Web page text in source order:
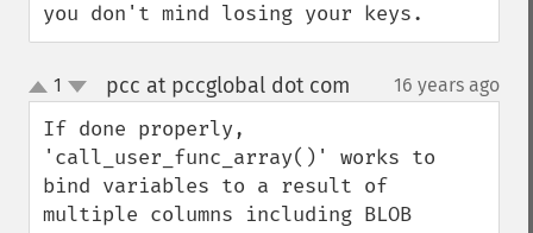
you don't mind losing your keys.
up
down
1 pcc at pccglobal dot com 16 years ago
If done properly,
'call_user_func_array()' works to
bind variables to a result of
multiple columns including BLOB